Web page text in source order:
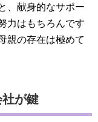
、献身的なサポー
力はもちろんです
親の存在は極めて
が鍵